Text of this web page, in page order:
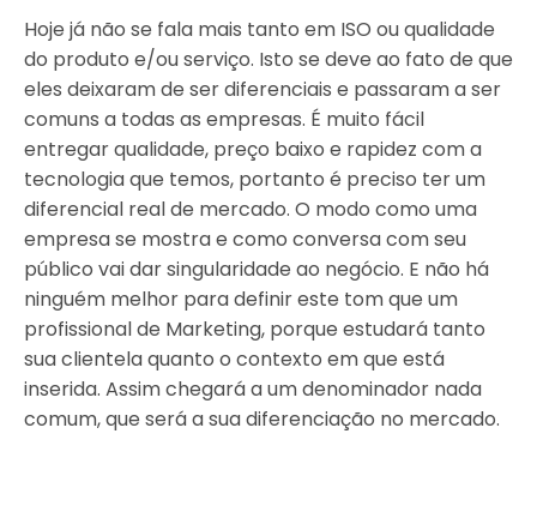
Hoje já não se fala mais tanto em ISO ou qualidade
do produto e/ou serviço. Isto se deve ao fato de que
eles deixaram de ser diferenciais e passaram a ser
comuns a todas as empresas. É muito fácil
entregar qualidade, preço baixo e rapidez com a
tecnologia que temos, portanto é preciso ter um
diferencial real de mercado. O modo como uma
empresa se mostra e como conversa com seu
público vai dar singularidade ao negócio. E não há
ninguém melhor para definir este tom que um
profissional de Marketing, porque estudará tanto
sua clientela quanto o contexto em que está
inserida. Assim chegará a um denominador nada
comum, que será a sua diferenciação no mercado.